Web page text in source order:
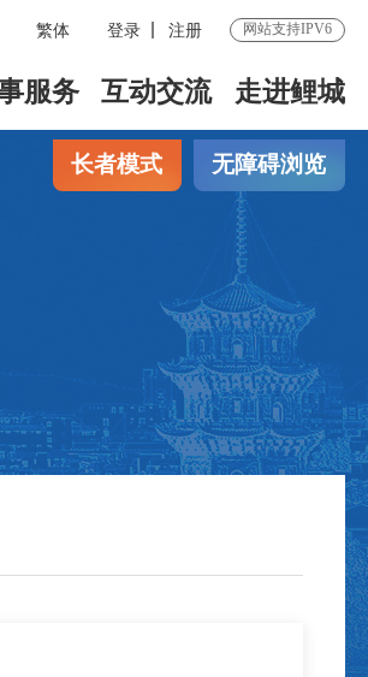
繁体 登录 注册 网站支持IPV6
服务 互动交流 走进鲤城
长者模式 无障碍浏览